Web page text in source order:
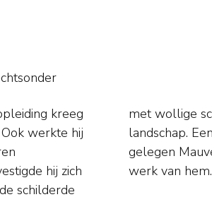
kreeg
werkte hij
hij zich
schilderde
van het
buiten Laren
werk van hem.